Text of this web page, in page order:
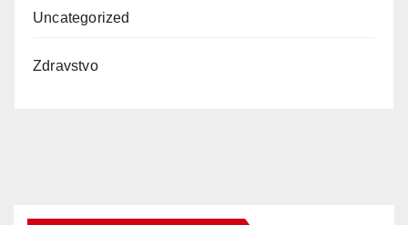
Uncategorized
Zdravstvo